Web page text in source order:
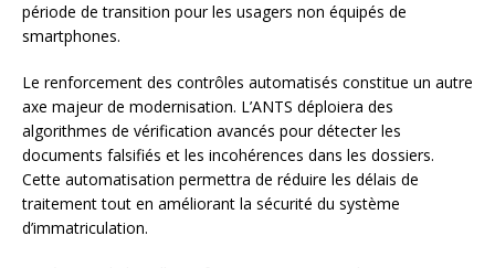
période de transition pour les usagers non équipés de
smartphones.
Le renforcement des contrôles automatisés constitue un autre
axe majeur de modernisation. L’ANTS déploiera des
algorithmes de vérification avancés pour détecter les
documents falsifiés et les incohérences dans les dossiers.
Cette automatisation permettra de réduire les délais de
traitement tout en améliorant la sécurité du système
d’immatriculation.